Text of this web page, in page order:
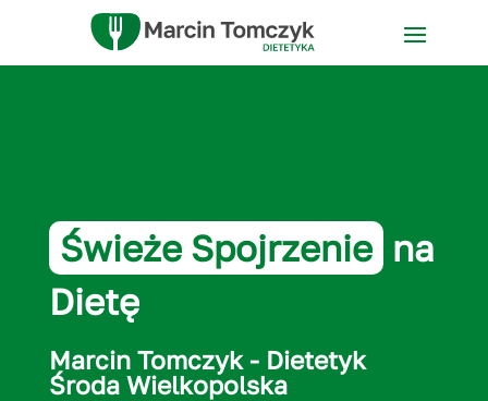
Świeże Spojrzenie na
Dietę
Marcin Tomczyk - Dietetyk
Środa Wielkopolska